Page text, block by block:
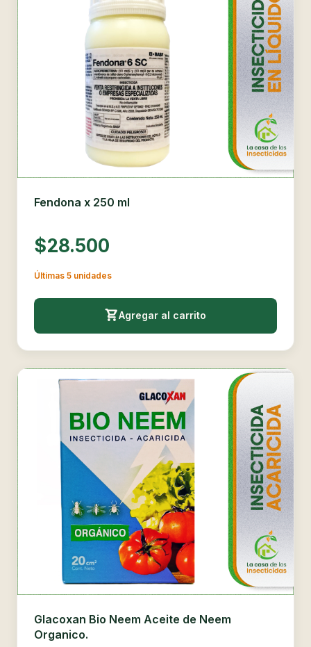
Fendona x 250 ml
$28.500
Últimas 5 unidades
Agregar al carrito
Glacoxan Bio Neem Aceite de Neem
Organico.